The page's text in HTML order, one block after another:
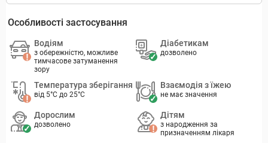
Особливості застосування
Водіям
з обережністю, можливе
тимчасове затуманення
зору
Діабетикам
дозволено
Температура зберігання
від 5°C до 25°C
Взаємодія з їжею
не має значення
Дорослим
дозволено
Дітям
з народження за
призначенням лікаря